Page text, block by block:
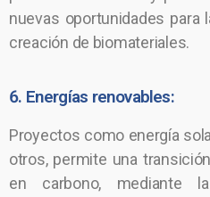
nuevas oportunidades
creación de biomateriales.
6. Energías renovables:
Proyectos como energía
otros, permite una
en carbono, mediante